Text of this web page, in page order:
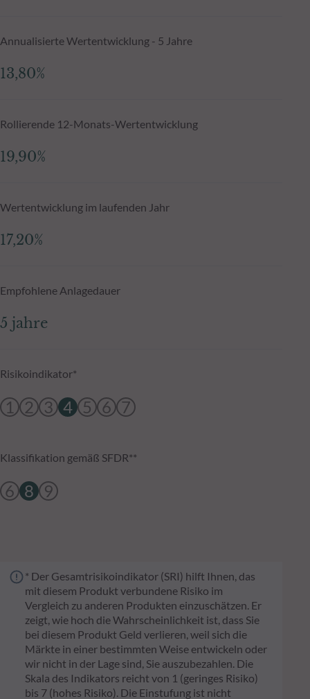
Annualisierte Wertentwicklung - 5 Jahre
13,80%
Rollierende 12-Monats-Wertentwicklung
19,90%
Wertentwicklung im laufenden Jahr
17,20%
Empfohlene Anlagedauer
5 jahre
Risikoindikator*
1 2 3 4 5 6 7
Klassifikation gemäß SFDR**
6 8 9
* Der Gesamtrisikoindikator (SRI) hilft Ihnen, das
mit diesem Produkt verbundene Risiko im
Vergleich zu anderen Produkten einzuschätzen. Er
zeigt, wie hoch die Wahrscheinlichkeit ist, dass Sie
bei diesem Produkt Geld verlieren, weil sich die
Märkte in einer bestimmten Weise entwickeln oder
wir nicht in der Lage sind, Sie auszubezahlen. Die
Skala des Indikators reicht von 1 (geringes Risiko)
bis 7 (hohes Risiko). Die Einstufung ist nicht